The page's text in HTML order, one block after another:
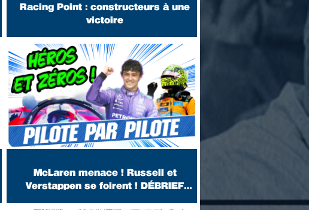
Racing Point : constructeurs à une
victoire
McLaren menace ! Russell et
Verstappen se foirent ! DÉBRIEF